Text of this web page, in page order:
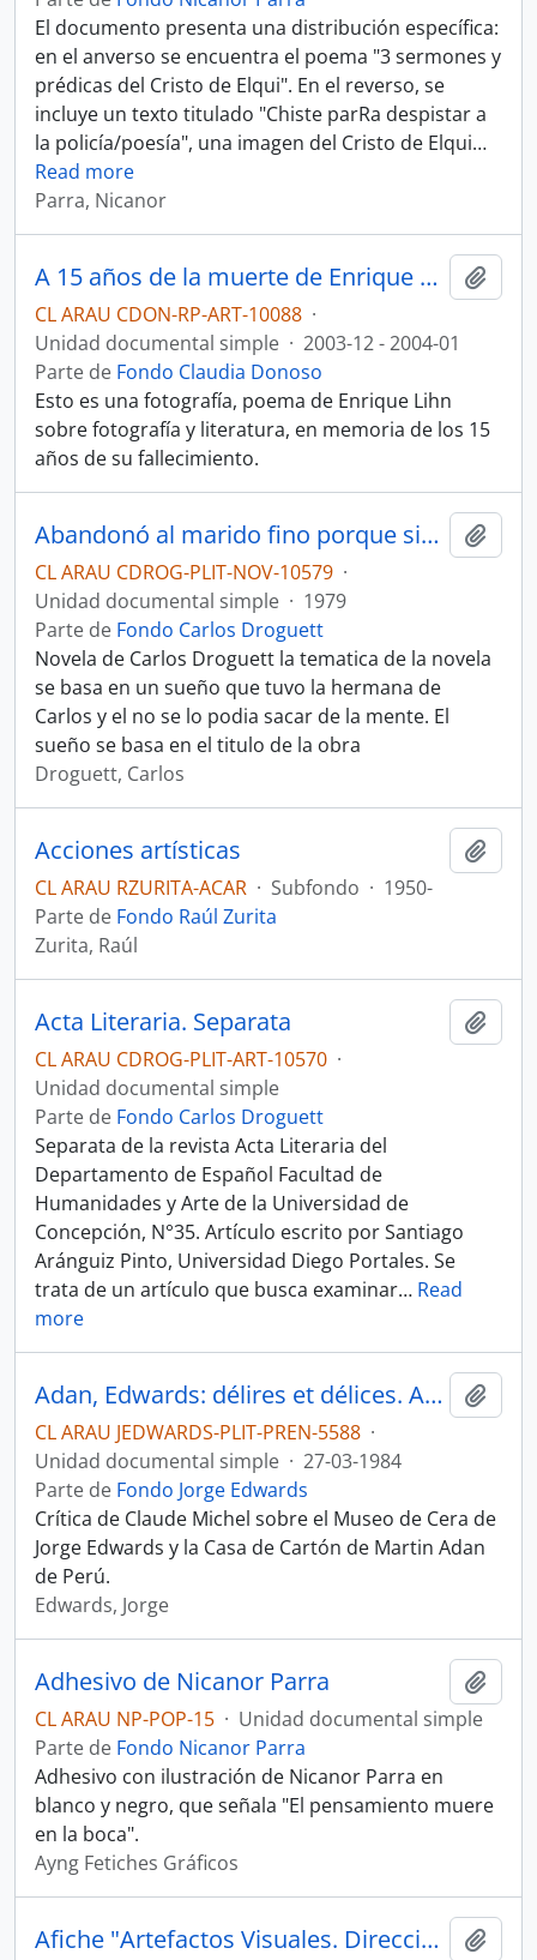
El documento presenta una distribución específica:
en el anverso se encuentra el poema "3 sermones y
prédicas del Cristo de Elqui". En el reverso, se
incluye un texto titulado "Chiste parRa despistar a
la policía/poesía", una imagen del Cristo de Elqui…
Read more
Parra, Nicanor
A 15 años de la muerte de Enrique Lihn
CL ARAU CDON-RP-ART-10088 ·
Unidad documental simple · 2003-12 - 2004-01
Parte de Fondo Claudia Donoso
Esto es una fotografía, poema de Enrique Lihn
sobre fotografía y literatura, en memoria de los 15
años de su fallecimiento.
Abandonó al marido fino porque siempre le daba malos tratos. Manuscrito Anillado
CL ARAU CDROG-PLIT-NOV-10579 ·
Unidad documental simple · 1979
Parte de Fondo Carlos Droguett
Novela de Carlos Droguett la tematica de la novela
se basa en un sueño que tuvo la hermana de
Carlos y el no se lo podia sacar de la mente. El
sueño se basa en el titulo de la obra
Droguett, Carlos
Acciones artísticas
CL ARAU RZURITA-ACAR · Subfondo · 1950-
Parte de Fondo Raúl Zurita
Zurita, Raúl
Acta Literaria. Separata
CL ARAU CDROG-PLIT-ART-10570 ·
Unidad documental simple
Parte de Fondo Carlos Droguett
Separata de la revista Acta Literaria del
Departamento de Español Facultad de
Humanidades y Arte de la Universidad de
Concepción, N°35. Artículo escrito por Santiago
Aránguiz Pinto, Universidad Diego Portales. Se
trata de un artículo que busca examinar… Read
more
Adan, Edwards: délires et délices. Artículo
CL ARAU JEDWARDS-PLIT-PREN-5588 ·
Unidad documental simple · 27-03-1984
Parte de Fondo Jorge Edwards
Crítica de Claude Michel sobre el Museo de Cera de
Jorge Edwards y la Casa de Cartón de Martin Adan
de Perú.
Edwards, Jorge
Adhesivo de Nicanor Parra
CL ARAU NP-POP-15 · Unidad documental simple
Parte de Fondo Nicanor Parra
Adhesivo con ilustración de Nicanor Parra en
blanco y negro, que señala "El pensamiento muere
en la boca".
Ayng Fetiches Gráficos
Afiche "Artefactos Visuales. Dirección Obligada"